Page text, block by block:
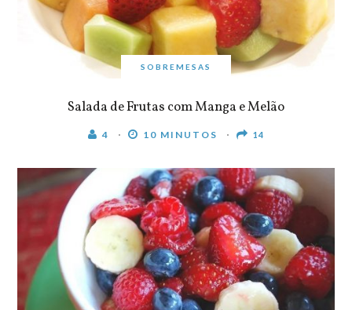
SOBREMESAS
Salada de Frutas com Manga e Melão
4 10 MINUTOS 14